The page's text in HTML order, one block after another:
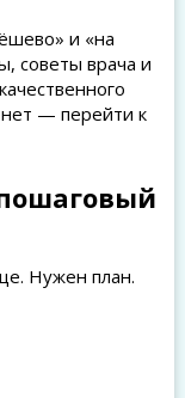
и «на
советы врача и
нет — перейти к
Нужен план.